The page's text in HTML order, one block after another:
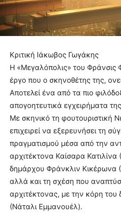
Κριτική Ιάκωβος Γωγάκης
Η «Μεγαλόπολις» του Φράνσις
έργο που ο σκηνοθέτης της,
Αποτελεί ένα από τα πιο
απογοητευτικά εγχειρήματα
Με σκηνικό τη φουτουριστική
επιχειρεί να εξερευνήσει τη
πραγματισμού μέσα από την
αρχιτέκτονα Καίσαρα
δημάρχου Φράνκλιν Κικέρωνα
αλλά και τη σχέση που
αρχιτέκτονας, με την κόρη
(Νάταλι Εμμανουέλ).